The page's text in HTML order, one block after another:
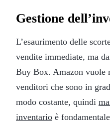
Gestione
L’esaurimento delle
vendite immediate, ma
Buy Box. Amazon vuole
venditori che sono in
modo costante, quindi
inventario è